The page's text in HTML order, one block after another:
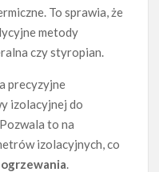
To sprawia, że
metody
czy styropian.
precyzyjne
izolacyjnej do
to na
izolacyjnych, co
.